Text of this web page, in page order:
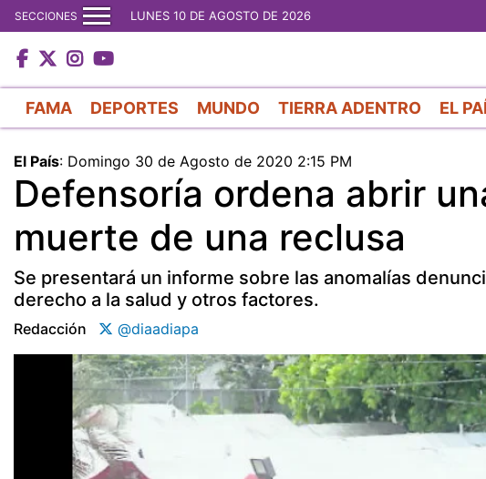
SECCIONES LUNES 10 DE AGOSTO DE 2026
FAMA DEPORTES MUNDO TIERRA ADENTRO EL
El País: Domingo 30 de Agosto de 2020 2:15 PM
Defensoría ordena abrir
muerte de una reclusa
Se presentará un informe sobre las anomalías
derecho a la salud y otros factores.
Redacción @diaadiapa